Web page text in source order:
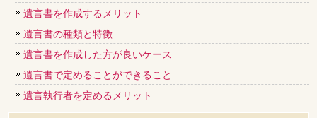
遺言書を作成するメリット
遺言書の種類と特徴
遺言書を作成した方が良いケース
遺言書で定めることができること
遺言執行者を定めるメリット